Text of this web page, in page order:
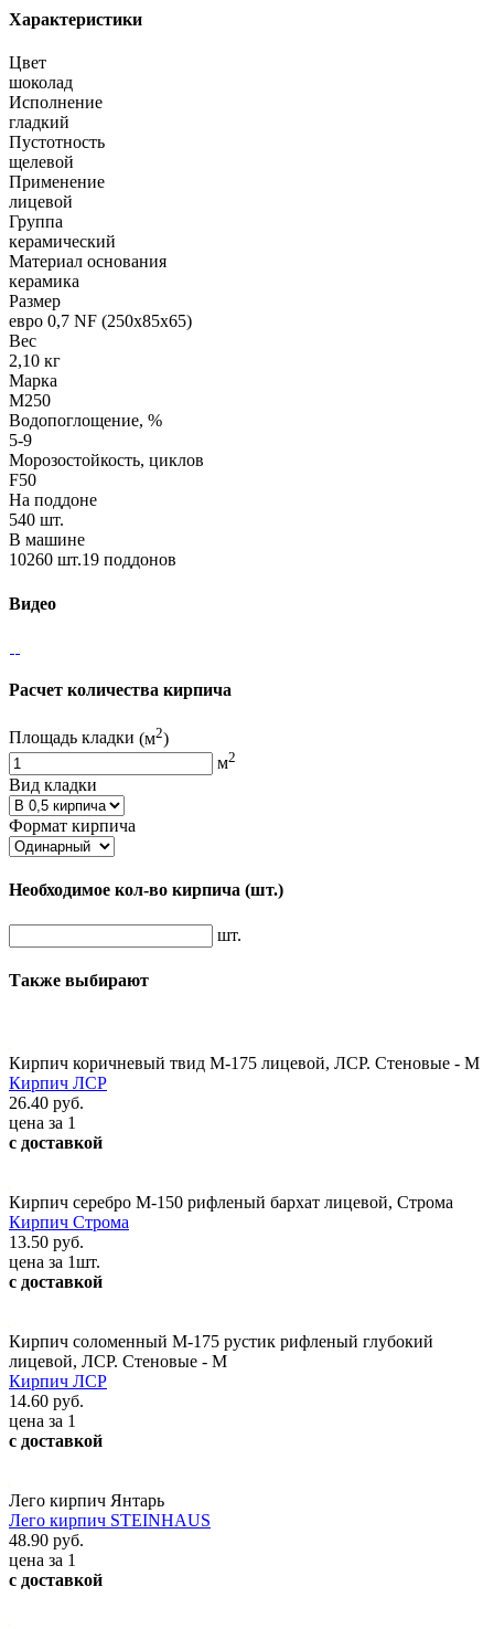
Характеристики
Цвет
шоколад
Исполнение
гладкий
Пустотность
щелевой
Применение
лицевой
Группа
керамический
Материал основания
керамика
Размер
евро 0,7 NF (250х85х65)
Вес
2,10 кг
Марка
М250
Водопоглощение, %
5-9
Морозостойкость, циклов
F50
На поддоне
540 шт.
В машине
10260 шт.19 поддонов
Видео
Расчет количества кирпича
Площадь кладки (м2)
м2
Вид кладки
Формат кирпича
Необходимое кол-во кирпича (шт.)
шт.
Также выбирают
Кирпич коричневый твид М-175 лицевой, ЛСР. Стеновые - М
Кирпич ЛСР
26.40 руб.
цена за 1
с доставкой
Кирпич серебро М-150 рифленый бархат лицевой, Строма
Кирпич Строма
13.50 руб.
цена за 1шт.
с доставкой
Кирпич соломенный М-175 рустик рифленый глубокий
лицевой, ЛСР. Стеновые - М
Кирпич ЛСР
14.60 руб.
цена за 1
с доставкой
Лего кирпич Янтарь
Лего кирпич STEINHAUS
48.90 руб.
цена за 1
с доставкой